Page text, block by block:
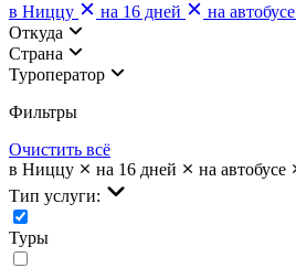
в Ниццу
на 16 дней на автобусе
Откуда
Страна
Туроператор
Фильтры
Очистить всё
в Ниццу
на 16 дней на автобусе
Тип услуги:
Туры